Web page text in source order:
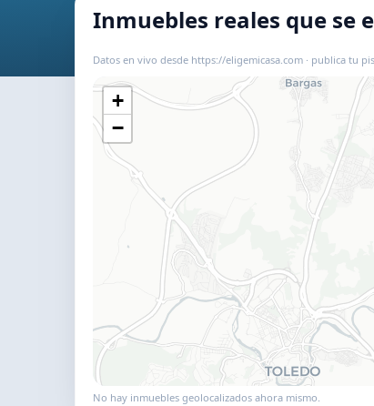
Inmuebles reales que se
Datos en vivo desde https://eligemicasa.com · publica tu
+
−
No hay inmuebles geolocalizados ahora mismo.